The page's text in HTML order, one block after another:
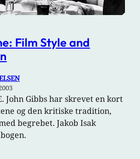
Film Style and
John Gibbs har skrevet en kort
og den kritiske tradition,
begrebet. Jakob Isak